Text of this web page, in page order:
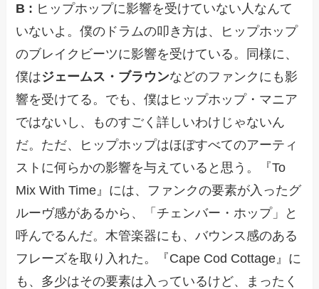
B : ヒップホップに影響を受けていない人なんて
いないよ。僕のドラムの叩き方は、ヒップホップ
のブレイクビーツに影響を受けている。同様に、
僕はジェームス・ブラウンなどのファンクにも影
響を受けてる。でも、僕はヒップホップ・マニア
ではないし、ものすごく詳しいわけじゃないん
だ。ただ、ヒップホップはほぼすべてのアーティ
ストに何らかの影響を与えていると思う。『To
Mix With Time』には、ファンクの要素が入ったグ
ルーヴ感があるから、「チェンバー・ホップ」と
呼んでるんだ。木管楽器にも、バウンス感のある
フレーズを取り入れた。『Cape Cod Cottage』に
も、多少はその要素は入っているけど、まったく